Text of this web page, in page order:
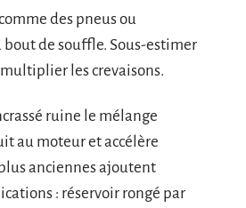
des pneus ou
bout de souffle. Sous-estimer
multiplier les crevaisons.
ruine le mélange
au moteur et accélère
plus anciennes ajoutent
: réservoir rongé par